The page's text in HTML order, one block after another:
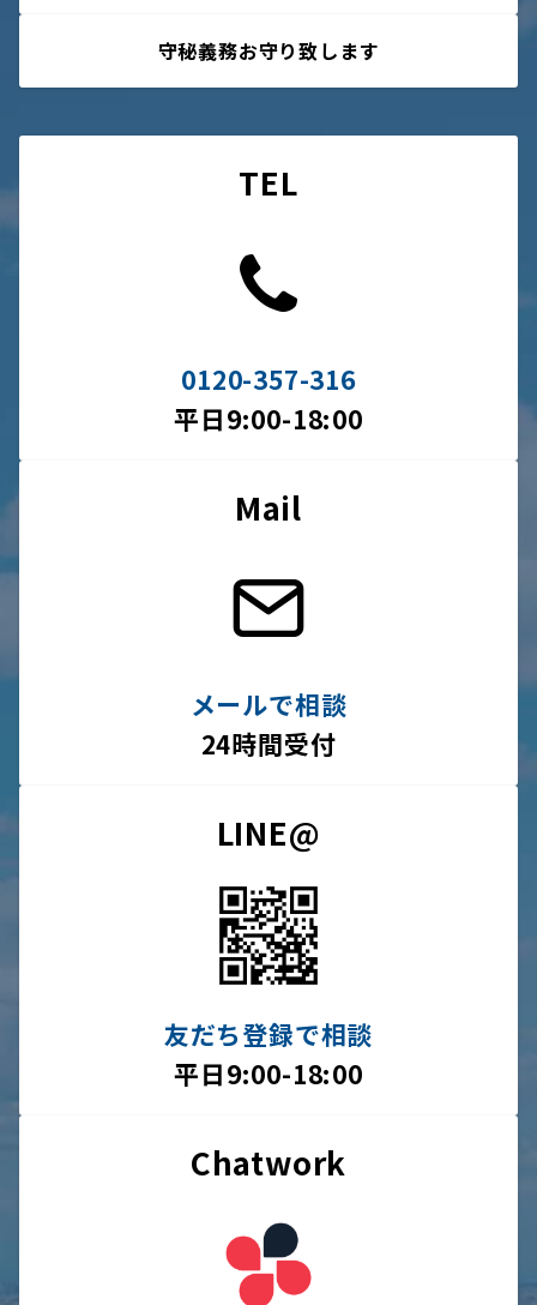
守秘義務お守り致します
TEL
0120-357-316
平日9:00-18:00
Mail
メールで相談
24時間受付
LINE@
友だち登録で相談
平日9:00-18:00
Chatwork